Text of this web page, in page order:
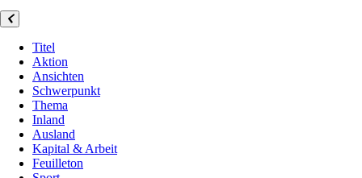
Titel
Aktion
Ansichten
Schwerpunkt
Thema
Inland
Ausland
Kapital & Arbeit
Feuilleton